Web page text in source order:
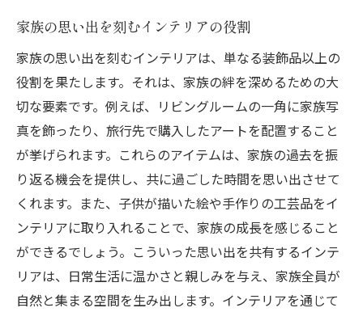
家族の思い出を刻むインテリアの役割
家族の思い出を刻むインテリアは、単なる装飾品以上の
役割を果たします。それは、家族の絆を深めるための大
切な要素です。例えば、リビングルームの一角に家族写
真を飾ったり、旅行先で購入したアートを配置すること
が挙げられます。これらのアイテムは、家族の過去を振
り返る機会を提供し、共に過ごした時間を思い出させて
くれます。また、子供が描いた絵や手作りの工芸品をイ
ンテリアに取り入れることで、家族の成長を感じること
ができるでしょう。こういった思い出を共有するインテ
リアは、日常生活に温かさと親しみを与え、家族全員が
自然と集まる空間を生み出します。インテリアを通じて